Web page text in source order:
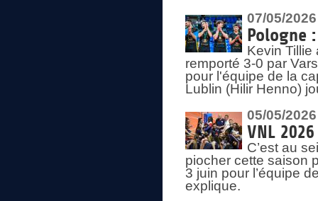
07/05/2026
Pologne
Kevin Tillie
remporté 3-0 par
pour l'équipe de la
Lublin (Hilir Henno)
05/05/2026
VNL
C’est au
piocher cette saison
3 juin pour l’équipe
explique.